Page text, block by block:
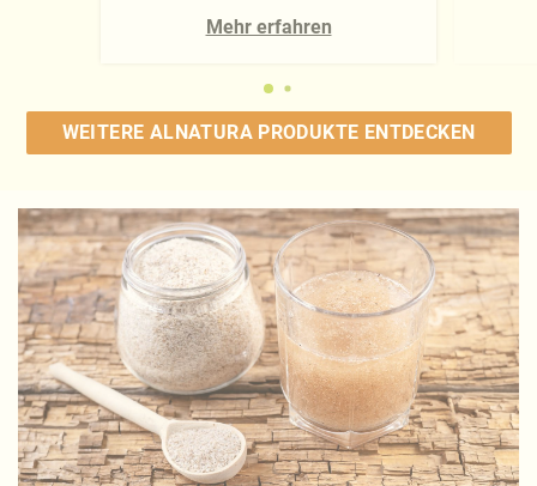
Mehr erfahren
WEITERE ALNATURA PRODUKTE ENTDECKEN